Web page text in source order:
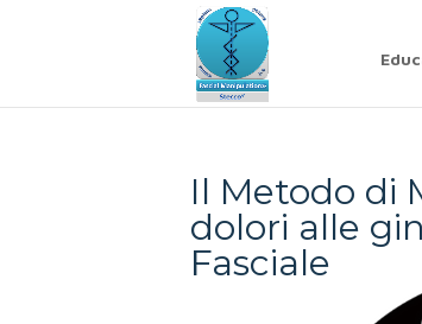
Il Metodo di
dolori alle
Fasciale